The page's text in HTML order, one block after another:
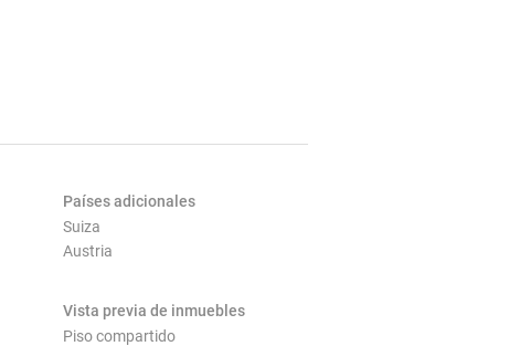
Países adicionales
Suiza
Austria
Vista previa de inmuebles
Piso compartido